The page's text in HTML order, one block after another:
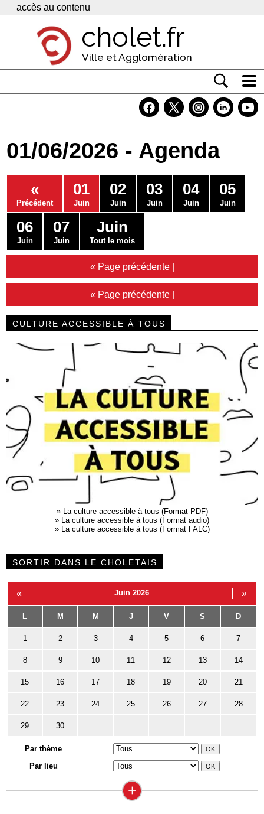
Panneau de gestion des cookies
accès au contenu
cholet.fr
Ville et Agglomération
Economie
Services
Contacts
01/06/2026 - Agenda
«
Précédent
01
Juin
02
Juin
03
Juin
04
Juin
05
Juin
06
Juin
07
Juin
Juin
Tout le mois
« Page précédente|
« Page précédente|
CULTURE ACCESSIBLE À TOUS
» La culture accessible à tous (Format PDF)
» La culture accessible à tous (Format audio)
» La culture accessible à tous (Format FALC)
SORTIR DANS LE CHOLETAIS
« Juin 2026 »
L M M J V S D
1 2 3 4 5 6 7
8 9 10 11 12 13 14
15 16 17 18 19 20 21
22 23 24 25 26 27 28
29 30
Par thème
Par lieu
+